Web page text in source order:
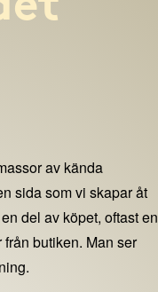
av kända
sida som vi skapar åt
del av köpet, oftast en
butiken. Man ser